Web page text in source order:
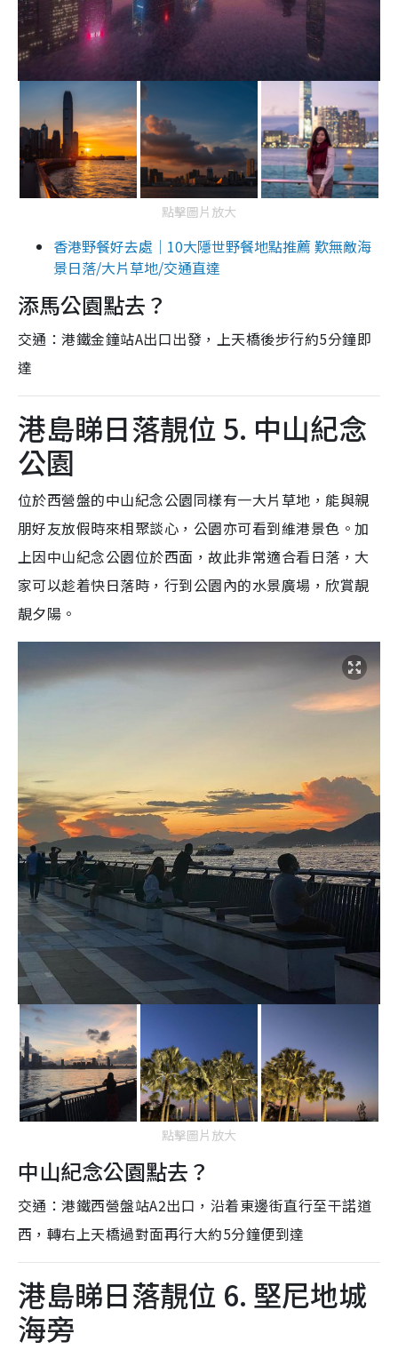
點擊圖片放大
香港野餐好去處｜10大隱世野餐地點推薦 歎無敵海
景日落/大片草地/交通直達
添馬公園點去？
交通：港鐵金鐘站A出口出發，上天橋後步行約5分鐘即
達
港島睇日落靚位 5. 中山紀念
公園
位於西營盤的中山紀念公園同樣有一大片草地，能與親
朋好友放假時來相聚談心，公園亦可看到維港景色。加
上因中山紀念公園位於西面，故此非常適合看日落，大
家可以趁着快日落時，行到公園內的水景廣場，欣賞靚
靚夕陽。
點擊圖片放大
中山紀念公園點去？
交通：港鐵西營盤站A2出口，沿着東邊街直行至干諾道
西，轉右上天橋過對面再行大約5分鐘便到達
港島睇日落靚位 6. 堅尼地城
海旁